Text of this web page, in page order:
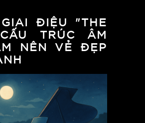
ĐIỆU "THE
TRÚC ÂM
NÊN VẺ ĐẸP